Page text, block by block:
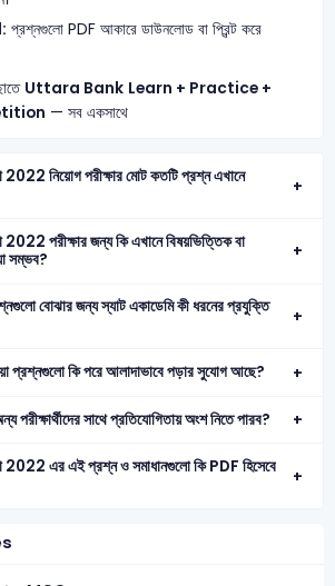
প্রশ্নগুলো PDF আকারে ডাউনলোড বা প্রিন্ট করে
Uttara Bank Learn + Practice +
— সব একসাথে
2022 নিয়োগ পরীক্ষার মোট কতটি প্রশ্ন এখানে
2022 পরীক্ষার জন্য কি এখানে বিষয়ভিত্তিক বা
সম্ভব?
বোঝার জন্য স্যাট একাডেমি কী ধরনের প্রযুক্তি
প্রশ্নগুলো কি পরে আলাদাভাবে পড়ার সুযোগ আছে?
পরীক্ষার্থীদের সাথে প্রতিযোগিতায় অংশ নিতে পারব?
2022 এর এই প্রশ্ন ও সমাধানগুলো কি PDF হিসেবে